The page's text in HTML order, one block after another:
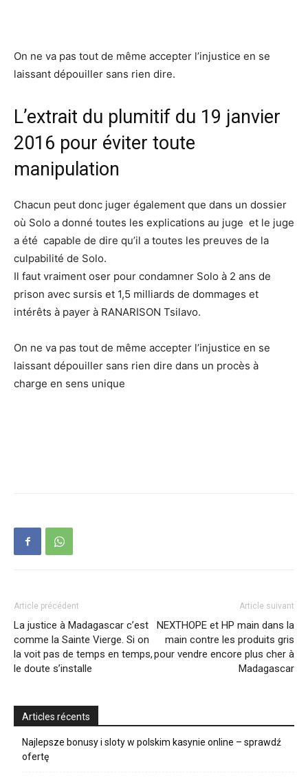
On ne va pas tout de même accepter l’injustice en se
laissant dépouiller sans rien dire.
L’extrait du plumitif du 19 janvier
2016 pour éviter toute
manipulation
Chacun peut donc juger également que dans un dossier
où Solo a donné toutes les explications au juge et le juge
a été capable de dire qu’il a toutes les preuves de la
culpabilité de Solo.
Il faut vraiment oser pour condamner Solo à 2 ans de
prison avec sursis et 1,5 milliards de dommages et
intérêts à payer à RANARISON Tsilavo.
On ne va pas tout de même accepter l’injustice en se
laissant dépouiller sans rien dire dans un procès à
charge en sens unique
Article précédent
La justice à Madagascar c’est
comme la Sainte Vierge. Si on
la voit pas de temps en temps,
le doute s’installe
Article suivant
NEXTHOPE et HP main dans la
main contre les produits gris
pour vendre encore plus cher à
Madagascar
Articles récents
Najlepsze bonusy i sloty w polskim kasynie online – sprawdź
ofertę